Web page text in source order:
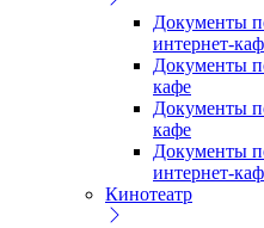
Документы
интернет-
Документы
кафе
Документы
кафе
Документы
интернет-
Кинотеатр